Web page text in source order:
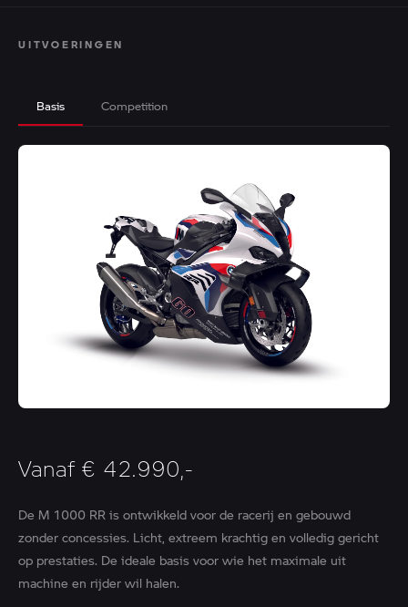
UITVOERINGEN
Basis Competition
Vanaf € 42.990,-
De M 1000 RR is ontwikkeld voor de racerij en gebouwd
zonder concessies. Licht, extreem krachtig en volledig gericht
op prestaties. De ideale basis voor wie het maximale uit
machine en rijder wil halen.